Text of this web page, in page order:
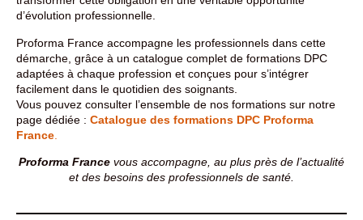
d’évolution professionnelle.
Proforma France accompagne les professionnels dans cette
démarche, grâce à un catalogue complet de formations DPC
adaptées à chaque profession et conçues pour s’intégrer
facilement dans le quotidien des soignants.
Vous pouvez consulter l’ensemble de nos formations sur notre
page dédiée : Catalogue des formations DPC Proforma
France
Proforma France vous accompagne, au plus près de l’actualité
et des besoins des professionnels de santé.